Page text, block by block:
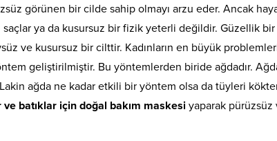
görünen bir cilde sahip olmayı arzu eder. Ancak
saçlar ya da kusursuz bir fizik yeterli değildir. Güzellik
ve kusursuz bir cilttir. Kadınların en büyük
geliştirilmiştir. Bu yöntemlerden biride ağdadır.
ağda ne kadar etkili bir yöntem olsa da tüyleri
batıklar için doğal bakım maskesi yaparak pürüzsüz